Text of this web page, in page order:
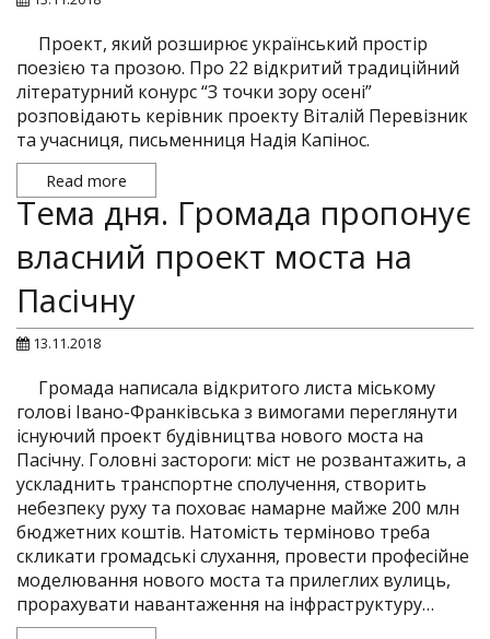
Проект, який розширює український простір
поезією та прозою. Про 22 відкритий традиційний
літературний конурс “З точки зору осені”
розповідають керівник проекту Віталій Перевізник
та учасниця, письменниця Надія Капінос.
Read more
Тема дня. Громада пропонує
власний проект моста на
Пасічну
13.11.2018
Громада написала відкритого листа міському
голові Івано-Франківська з вимогами переглянути
існуючий проект будівництва нового моста на
Пасічну. Головні застороги: міст не розвантажить, а
ускладнить транспортне сполучення, створить
небезпеку руху та поховає намарне майже 200 млн
бюджетних коштів. Натомість терміново треба
скликати громадські слухання, провести професійне
моделювання нового моста та прилеглих вулиць,
прорахувати навантаження на інфраструктуру…